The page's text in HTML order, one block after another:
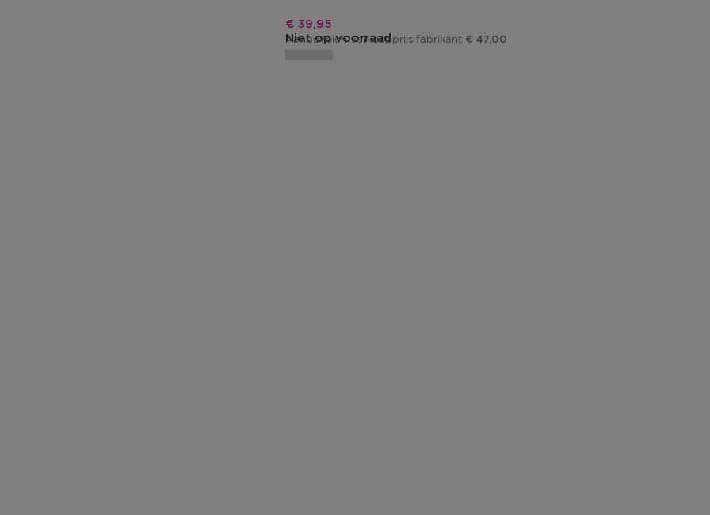
Niet op voorraad
Kortingsprijs
€ 39,95
Aanbevolen verkoopprijs fabrikant € 47,00